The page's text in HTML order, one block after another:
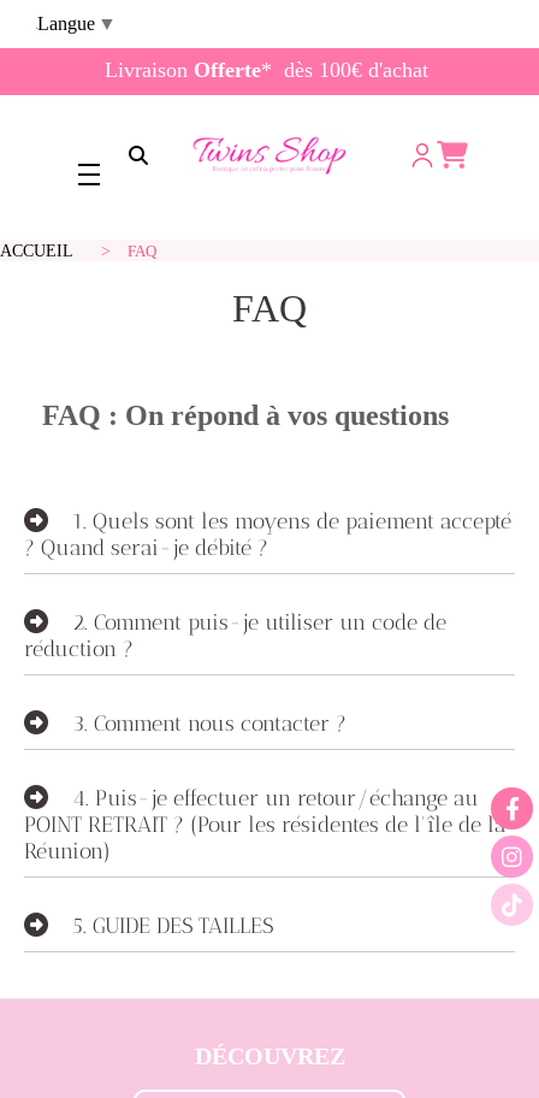
Livraison Offerte* dès 100€ d'achat
Ouvrir la recherche
ACCUEIL FAQ
FAQ
FAQ : On répond à vos questions
1. Quels sont les moyens de paiement accepté
? Quand serai-je débité ?
2. Comment puis-je utiliser un code de
réduction ?
3. Comment nous contacter ?
4. Puis-je effectuer un retour/échange au
POINT RETRAIT ? (Pour les résidentes de l'île de la
Réunion)
5. GUIDE DES TAILLES
DÉCOUVREZ
Langue ▼